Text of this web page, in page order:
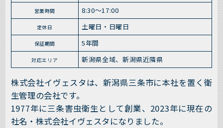
営業時間 8:30〜17:00
定休日 土曜日・日曜日
保証期間 5年間
対応エリア 新潟県全域、新潟県近隣県
株式会社イヴェスタは、新潟県三条市に本社を置く衛
生管理の会社です。
1977年に三条害虫衛生として創業、2023年に現在の
社名・株式会社イヴェスタになりました。